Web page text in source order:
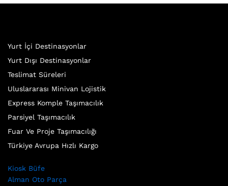
Yurt İçi Destinasyonlar
Yurt Dışı Destinasyonlar
Teslimat Süreleri
Uluslararası Minivan Lojistik
Express Komple Taşımacılık
Parsiyel Taşımacılık
Fuar Ve Proje Taşımacılığı
Türkiye Avrupa Hızlı Kargo
Kiosk Büfe
Alman Oto Parça